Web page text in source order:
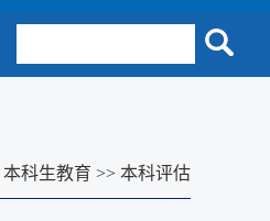
本科生教育 >> 本科评估